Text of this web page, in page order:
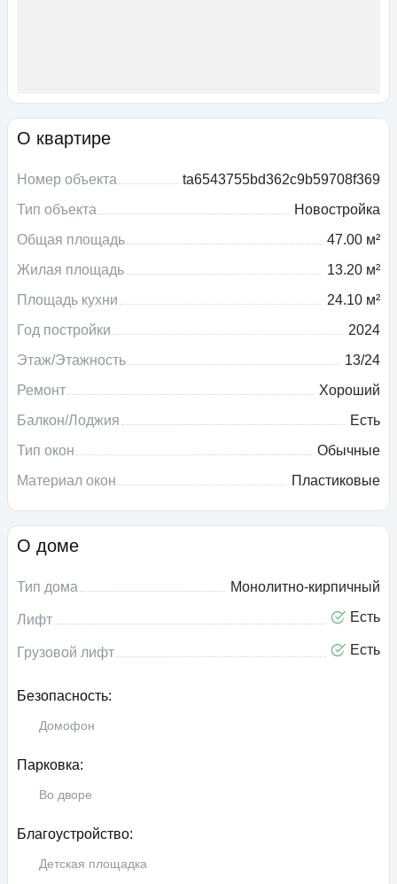
О квартире
Номер объекта
ta6543755bd362c9b59708f369
Тип объекта
Новостройка
Общая площадь
47.00 м²
Жилая площадь
13.20 м²
Площадь кухни
24.10 м²
Год постройки
2024
Этаж/Этажность
13/24
Ремонт
Хороший
Балкон/Лоджия
Есть
Тип окон
Обычные
Материал окон
Пластиковые
О доме
Тип дома Монолитно-кирпичный
Лифт Есть
Грузовой лифт Есть
Безопасность:
Домофон
Парковка:
Во дворе
Благоустройство:
Детская площадка